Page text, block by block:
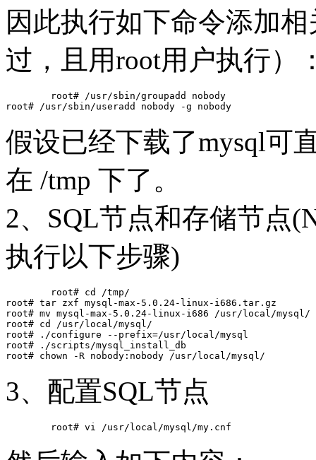
因此执行如下命令添加
过，且用root用户执行）
假设已经下载了mysql可
在 /tmp 下了。
2、SQL节点和存储节点
执行以下步骤)
root# tar zxf mysql-max-5.0.24-linux-i686.tar.gz
root# mv mysql-max-5.0.24-linux-i686 /usr/local/mysql/
root# cd /usr/local/mysql/
root# ./configure --prefix=/usr/local/mysql
root# ./scripts/mysql_install_db
3、配置SQL节点